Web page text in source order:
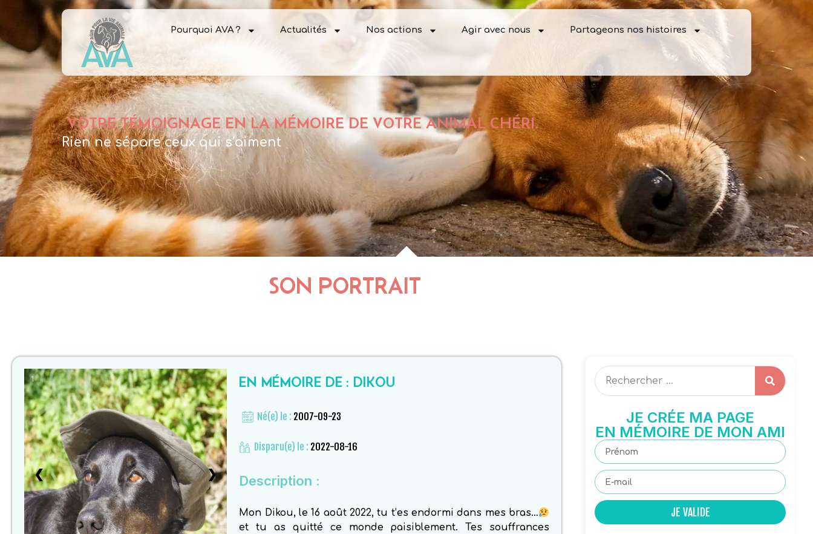
Pourquoi AVA ? Actualités Nos actions Agir avec nous Partageons nos histoires
VOTRE TÉMOIGNAGE EN LA MÉMOIRE DE VOTRE ANIMAL CHÉRI.
Rien ne sépare ceux qui s’aiment
SON PORTRAIT
1
❮ ❯
EN MÉMOIRE DE : DIKOU
Né(e) le : 2007-09-23
Disparu(e) le : 2022-08-16
Description :
Mon Dikou, le 16 août 2022, tu t’es endormi dans mes bras…
et tu as quitté ce monde paisiblement. Tes souffrances
JE CRÉE MA PAGE
EN MÉMOIRE DE MON AMI
JE VALIDE